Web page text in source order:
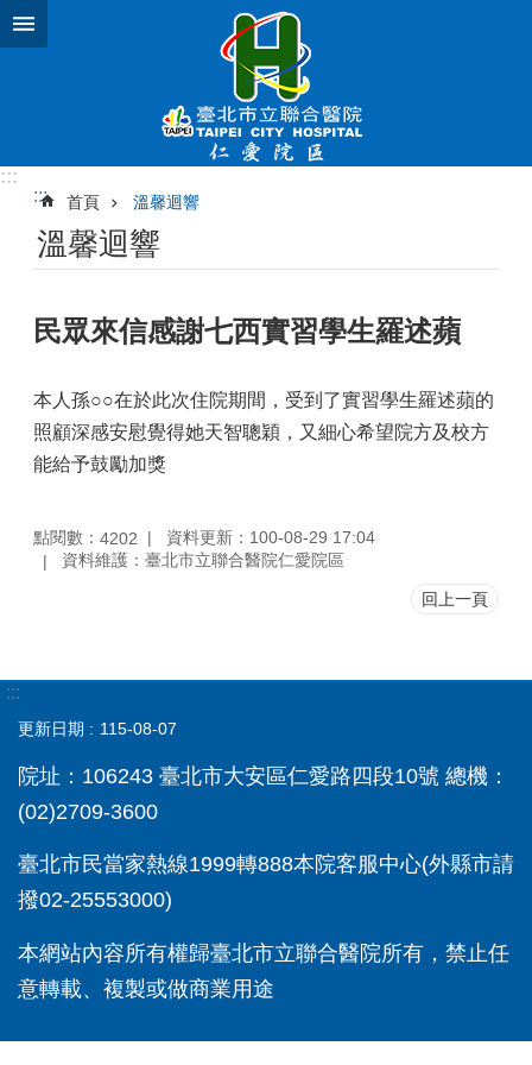
跳到主要內容區塊
:::
:::
首頁 溫馨迴響
溫馨迴響
民眾來信感謝七西實習學生羅述蘋
本人孫○○在於此次住院期間，受到了實習學生羅述蘋的
照顧深感安慰覺得她天智聰穎，又細心希望院方及校方
能給予鼓勵加獎
點閱數： 4202
資料更新：100-08-29 17:04
資料維護：臺北市立聯合醫院仁愛院區
回上一頁
:::
更新日期 115-08-07
院址：106243 臺北市大安區仁愛路四段10號 總機：
(02)2709-3600
臺北市民當家熱線1999轉888本院客服中心(外縣市請
撥02-25553000)
本網站內容所有權歸臺北市立聯合醫院所有，禁止任
意轉載、複製或做商業用途